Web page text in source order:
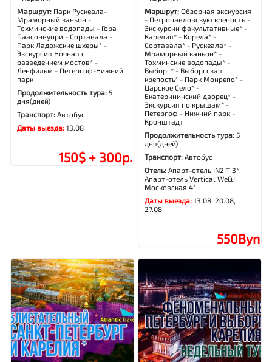
Маршрут: Парк Рускеала-
Мраморный каньон -
Тохминские водопады - Гора
Паасонвуори - Сортавала -
Парк Ладожские шхеры* -
Экскурсия Ночная с
разведением мостов* -
Ленфильм - Петергоф-Нижний
парк
Продолжительность тура: 5
дня(дней)
Транспорт:Автобус
Даты выезда:13.08
150$ + 300р.
Маршрут:Обзорная экскурсия
- Петропавловскую крепость -
Экскурсии факультативные* -
Карелия* - Корела* -
Сортавала* - Рускеала* -
Мраморный каньон* -
Тохминские водопады* -
Выборг* - Выборгская
крепость* - Парк Монрепо* -
Царское Село* -
Екатерининский дворец* -
Экскурсия по крышам* -
Петергоф - Нижний парк -
Кронштадт
Продолжительность тура: 5
дня(дней)
Транспорт:Автобус
Отель:Апарт-отель IN2IT 3*,
Апарт-отель Vertical We&I
Московская 4*
Даты выезда:13.08, 20.08,
27.08
550Byn